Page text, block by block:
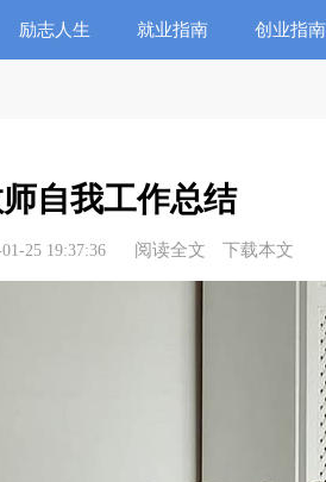
励志人生 就业指南 创业指南
自我工作总结
25 19:37:36 阅读全文 下载本文